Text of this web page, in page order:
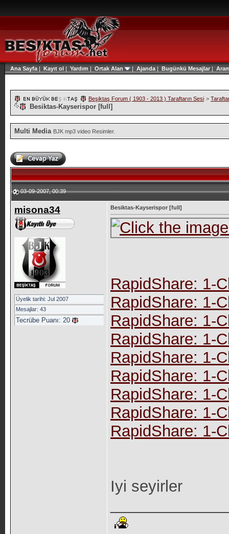
Ana Sayfa | Kayıt ol | Yardım | Ortak Alan | Ajanda | Bugünkü Mesajlar|
Beşiktaş Forum ( 1903 - 2013 ) Taraftarın Sesi >
Besiktas-Kayserispor [full]
Multi Media BJK mp3 video Resimler.
03-09-2007, 00:39
misona34
Üyelik tarihi: Jul 2007
Mesajlar: 43
Tecrübe Puanı: 20
Besiktas-Kayserispor [full]
RapidShare: 1-
RapidShare: 1-
RapidShare: 1-
RapidShare: 1-
RapidShare: 1-
RapidShare: 1-
RapidShare: 1-
RapidShare: 1-
RapidShare: 1-
Iyi seyirler